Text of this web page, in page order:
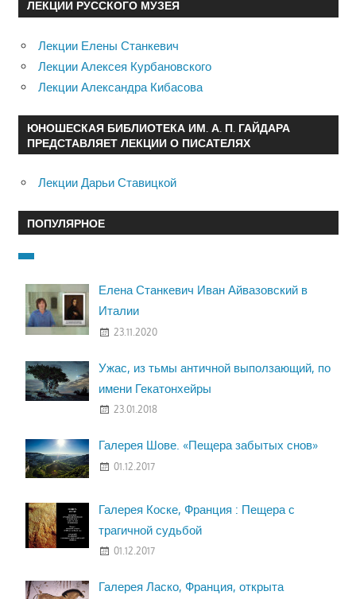
ЛЕКЦИИ РУССКОГО МУЗЕЯ
Лекции Елены Станкевич
Лекции Алексея Курбановского
Лекции Александра Кибасова
ЮНОШЕСКАЯ БИБЛИОТЕКА ИМ. А. П. ГАЙДАРА
ПРЕДСТАВЛЯЕТ ЛЕКЦИИ О ПИСАТЕЛЯХ
Лекции Дарьи Ставицкой
ПОПУЛЯРНОЕ
Елена Станкевич Иван Айвазовский в
Италии
23.11.2020
Ужас, из тьмы античной выползающий, по
имени Гекатонхейры
23.01.2018
Галерея Шове. «Пещера забытых снов»
01.12.2017
Галерея Коске, Франция : Пещера с
трагичной судьбой
01.12.2017
Галерея Ласко, Франция, открыта